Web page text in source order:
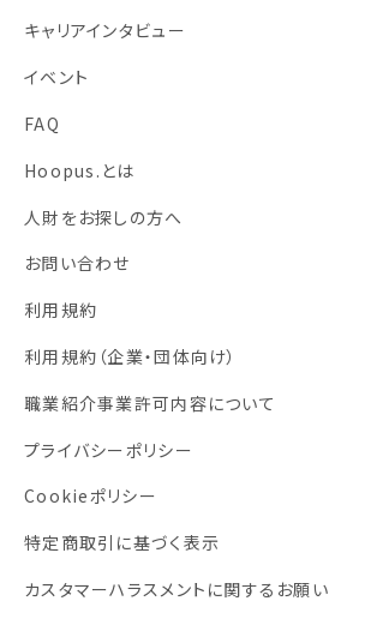
キャリアインタビュー
イベント
FAQ
Hoopus.とは
人財をお探しの方へ
お問い合わせ
利用規約
利用規約 （企業・団体向け）
職業紹介事業許可内容について
プライバシーポリシー
Cookieポリシー
特定商取引に基づく表示
カスタマーハラスメントに関するお願い